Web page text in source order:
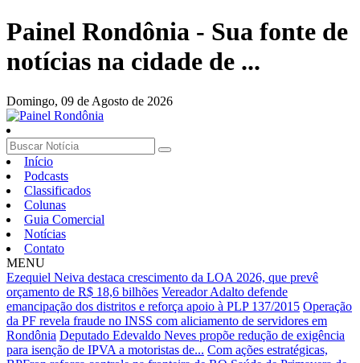
Painel Rondônia - Sua fonte de
notícias na cidade de ...
Domingo, 09 de Agosto de 2026
Início
Podcasts
Classificados
Colunas
Guia Comercial
Notícias
Contato
MENU
Ezequiel Neiva destaca crescimento da LOA 2026, que prevê
orçamento de R$ 18,6 bilhões Vereador Adalto defende
emancipação dos distritos e reforça apoio à PLP 137/2015 Operação
da PF revela fraude no INSS com aliciamento de servidores em
Rondônia Deputado Edevaldo Neves propõe redução de exigência
para isenção de IPVA a motoristas de... Com ações estratégicas,